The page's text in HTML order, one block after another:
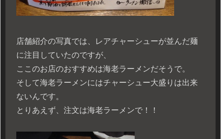
店舗紹介の写真では、レアチャーシューが並んだ麺
に注目していたのですが、
ここのお店のおすすめは海老ラーメンだそうで。
そして海老ラーメンにはチャーシュー大盛りは出来
ないんです。
とりあえず、注文は海老ラーメンで！！